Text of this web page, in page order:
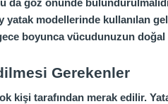
da göz önünde
modellerinde kullanılan
boyunca vücudunuzun
Gerekenler
kişi tarafından merak edilir.